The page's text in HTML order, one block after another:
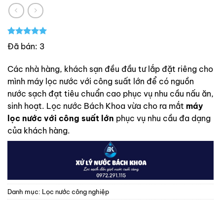
5.00 trên 5
dựa trên
1
Đã bán: 3
Các nhà hàng, khách sạn đều đầu tư lắp đặt riêng cho
mình máy lọc nước với công suất lớn để có nguồn
nước sạch đạt tiêu chuẩn cao phục vụ nhu cầu nấu ăn,
sinh hoạt. Lọc nước Bách Khoa vừa cho ra mắt máy
lọc nước với công suất lớn phục vụ nhu cầu đa dạng
của khách hàng.
Danh mục: Lọc nước công nghiệp